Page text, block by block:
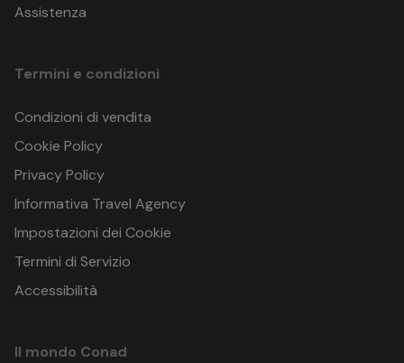
Assistenza
Termini e condizioni
Condizioni di vendita
Cookie Policy
Privacy Policy
Informativa Travel Agency
Impostazioni dei Cookie
Termini di Servizio
Accessibilità
Il mondo Conad